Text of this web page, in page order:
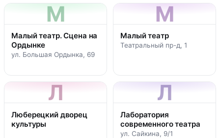
М
Малый театр. Сцена на
Ордынке
ул. Большая Ордынка, 69
М
Малый театр
Театральный пр-д, 1
Л
Люберецкий дворец
культуры
Л
Лаборатория
современного театра
ул. Сайкина, 9/1